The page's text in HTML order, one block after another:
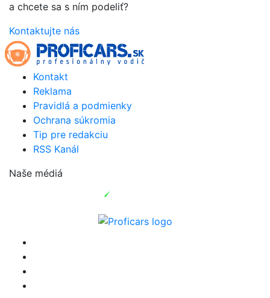
a chcete sa s ním podeliť?
Kontaktujte nás
Kontakt
Reklama
Pravidlá a podmienky
Ochrana súkromia
Tip pre redakciu
RSS Kanál
Naše médiá